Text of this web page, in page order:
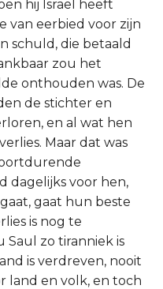
hij Israël heeft
van eerbied voor zijn
schuld, die betaald
zou het
onthouden was. De
de stichter en
en al wat hen
Maar dat was
dagelijks voor hen,
gaat hun beste
is nog te
Saul zo tiranniek is
is verdreven, nooit
land en volk, en toch